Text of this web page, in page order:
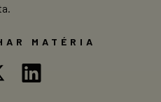
MATÉRIA